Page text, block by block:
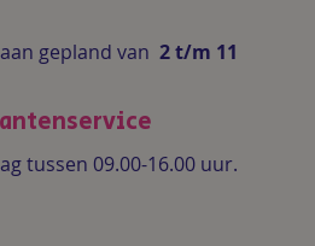
gepland van 2 t/m 11
tussen 09.00-16.00 uur.